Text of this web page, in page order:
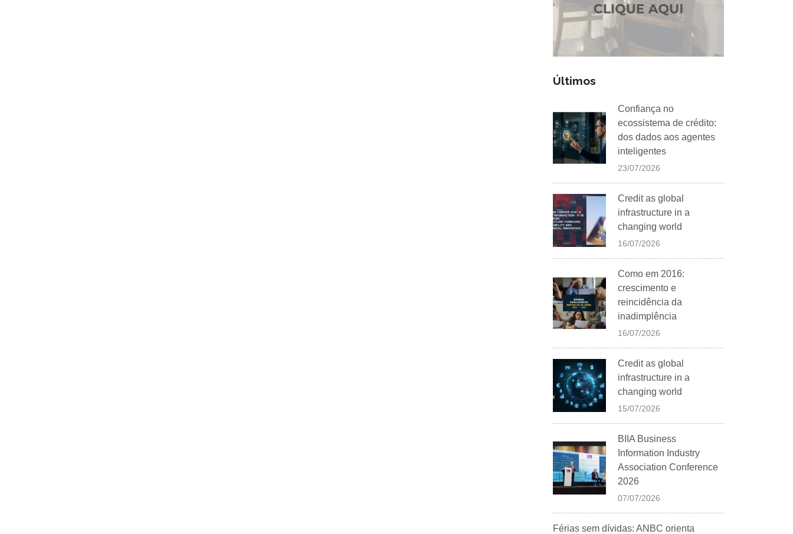
Últimos
Confiança no
ecossistema de crédito:
dos dados aos agentes
inteligentes
23/07/2026
Credit as global
infrastructure in a
changing world
16/07/2026
Como em 2016:
crescimento e
reincidência da
inadimplência
16/07/2026
Credit as global
infrastructure in a
changing world
15/07/2026
BIIA Business
Information Industry
Association Conference
2026
07/07/2026
Férias sem dívidas: ANBC orienta